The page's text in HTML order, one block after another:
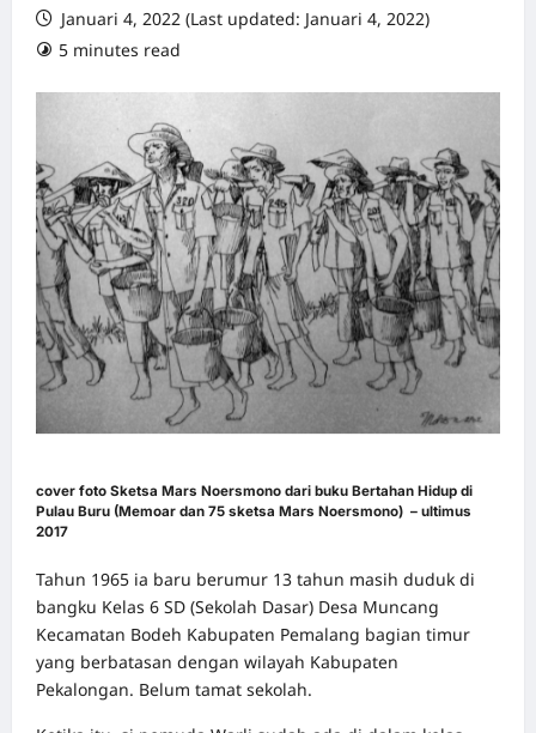
Januari 4, 2022 (Last updated: Januari 4, 2022)
5 minutes read
cover foto Sketsa Mars Noersmono dari buku Bertahan Hidup di
Pulau Buru (Memoar dan 75 sketsa Mars Noersmono) – ultimus
2017
Tahun 1965 ia baru berumur 13 tahun masih duduk di
bangku Kelas 6 SD (Sekolah Dasar) Desa Muncang
Kecamatan Bodeh Kabupaten Pemalang bagian timur
yang berbatasan dengan wilayah Kabupaten
Pekalongan. Belum tamat sekolah.